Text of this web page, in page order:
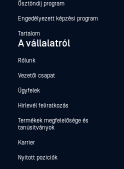
Ösztöndíj program
Engedélyezett képzési program
Tartalom
A vállalatról
Rólunk
Vezetői csapat
Ügyfelek
Hírlevél feliratkozás
Termékek megfelelősége és
tanúsítványok
Karrier
Nyitott pozíciók